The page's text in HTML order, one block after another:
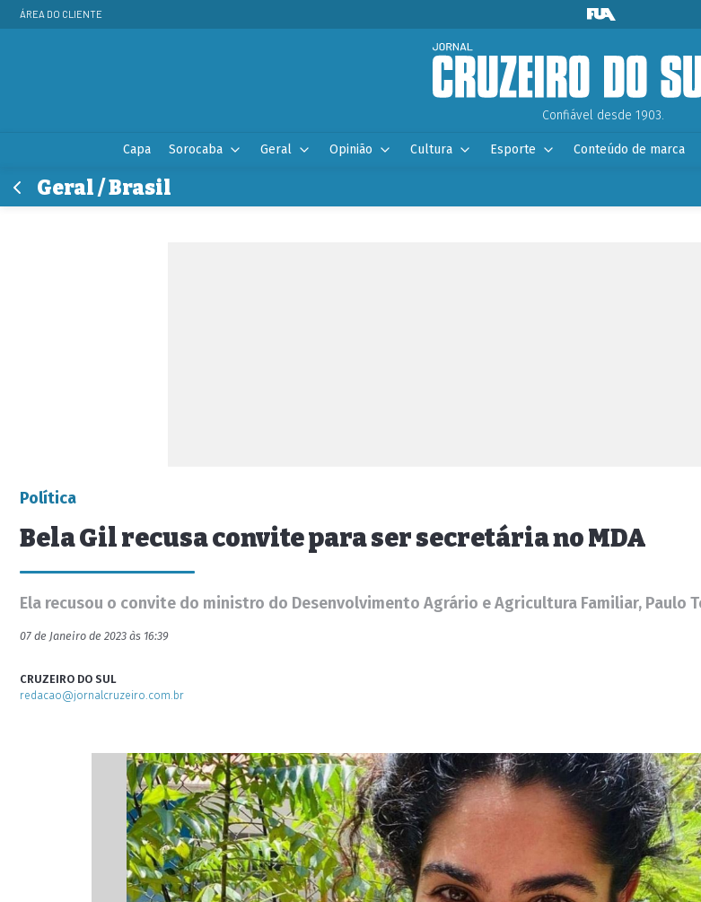
ÁREA DO CLIENTE
Confiável desde 1903.
Capa Sorocaba Geral Opinião Cultura Esporte Conteúdo de marca
Geral / Brasil
Política
Bela Gil recusa convite para ser secretária no MDA
Ela recusou o convite do ministro do Desenvolvimento Agrário e Agricultura Familiar, Paulo
07 de Janeiro de 2023 às 16:39
CRUZEIRO DO SUL
redacao@jornalcruzeiro.com.br